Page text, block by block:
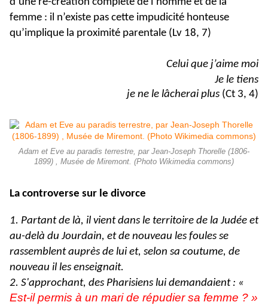
femme : il n’existe pas cette impudicité honteuse
qu’implique la proximité parentale (Lv 18, 7)
Celui que j’aime moi
Je le tiens
je ne le lâcherai plus (Ct 3, 4)
Adam et Eve au paradis terrestre, par Jean-Joseph Thorelle (1806-
1899) , Musée de Miremont. (Photo Wikimedia commons)
La controverse sur le divorce
1. Partant de là, il vient dans le territoire de la Judée et
au-delà du Jourdain, et de nouveau les foules se
rassemblent auprès de lui et, selon sa coutume, de
nouveau il les enseignait.
2. S'approchant, des Pharisiens lui demandaient : «
Est-il permis à un mari de répudier sa femme ? »